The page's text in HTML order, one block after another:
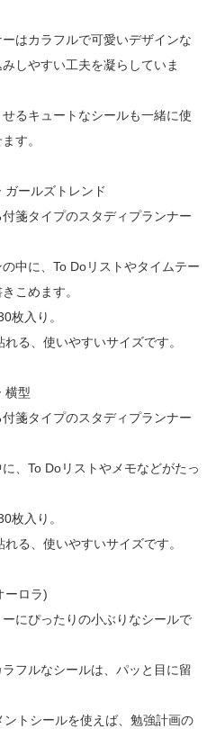
はカラフルで可愛いデザインな
しやすい工夫を凝らしていま
るキュートなシールも一緒に使
す。
ールズトレンド
箋タイプのスタディプランナー
中に、To Doリストやタイムテー
こめます。
枚入り。
る、使いやすいサイズです。
横型
箋タイプのスタディプランナー
、To Doリストやメモなどがたっ
枚入り。
る、使いやすいサイズです。
ーロラ)
にぴったりの小ぶりなシールで
フルなシールは、パッと目に留
ントシールを使えば、勉強計画の